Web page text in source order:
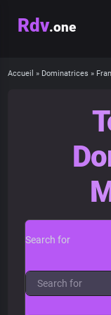
Rdv.one
Accueil » Dominatrices »
Search for